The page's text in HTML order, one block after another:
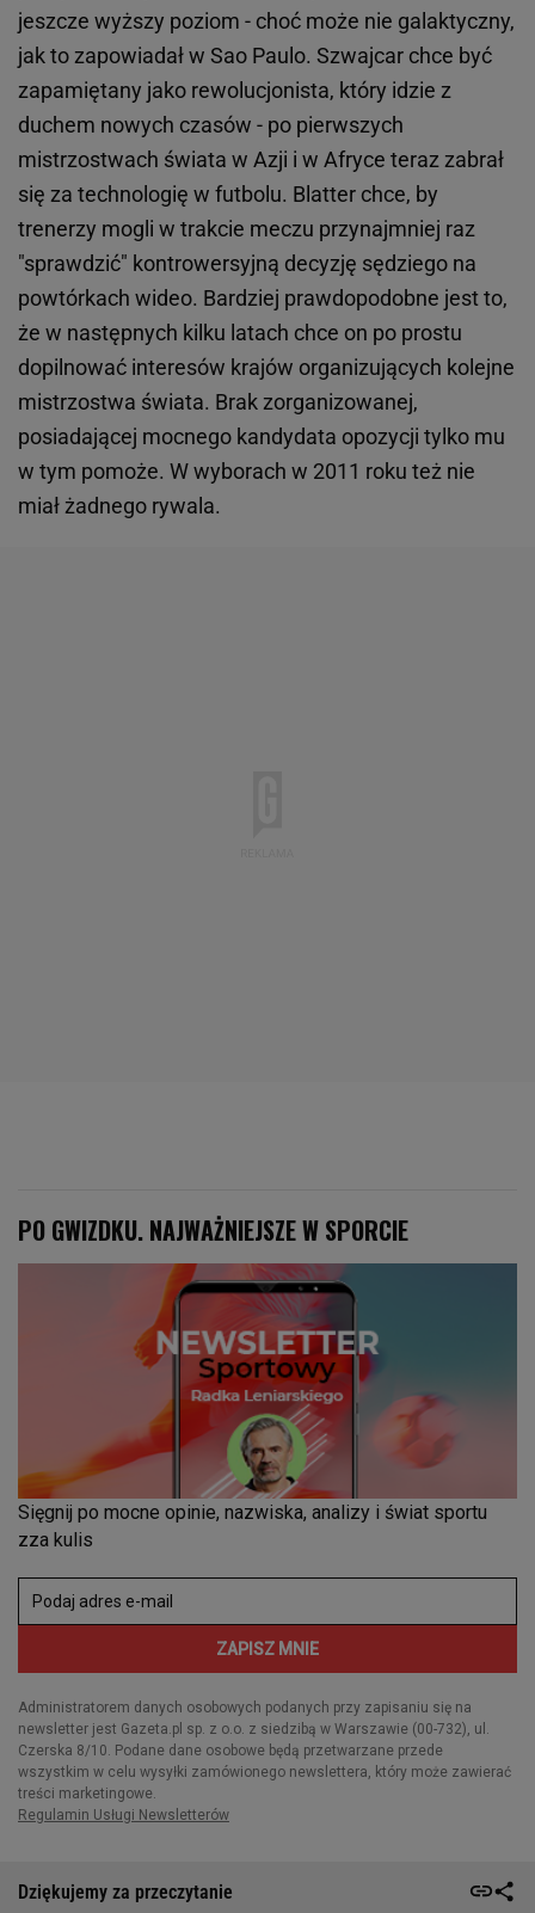
jeszcze wyższy poziom - choć może nie galaktyczny,
jak to zapowiadał w Sao Paulo. Szwajcar chce być
zapamiętany jako rewolucjonista, który idzie z
duchem nowych czasów - po pierwszych
mistrzostwach świata w Azji i w Afryce teraz zabrał
się za technologię w futbolu. Blatter chce, by
trenerzy mogli w trakcie meczu przynajmniej raz
"sprawdzić" kontrowersyjną decyzję sędziego na
powtórkach wideo. Bardziej prawdopodobne jest to,
że w następnych kilku latach chce on po prostu
dopilnować interesów krajów organizujących kolejne
mistrzostwa świata. Brak zorganizowanej,
posiadającej mocnego kandydata opozycji tylko mu
w tym pomoże. W wyborach w 2011 roku też nie
miał żadnego rywala.
Dziękujemy za przeczytanie